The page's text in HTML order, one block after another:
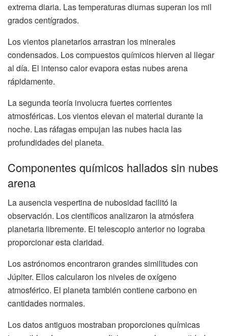
extrema diaria. Las temperaturas diurnas superan los mil
grados centígrados.
Los vientos planetarios arrastran los minerales
condensados. Los compuestos químicos hierven al llegar
al día. El intenso calor evapora estas nubes arena
rápidamente.
La segunda teoría involucra fuertes corrientes
atmosféricas. Los vientos elevan el material durante la
noche. Las ráfagas empujan las nubes hacia las
profundidades del planeta.
Componentes químicos hallados sin nubes
arena
La ausencia vespertina de nubosidad facilitó la
observación. Los científicos analizaron la atmósfera
planetaria libremente. El telescopio anterior no lograba
proporcionar esta claridad.
Los astrónomos encontraron grandes similitudes con
Júpiter. Ellos calcularon los niveles de oxígeno
atmosférico. El planeta también contiene carbono en
cantidades normales.
Los datos antiguos mostraban proporciones químicas